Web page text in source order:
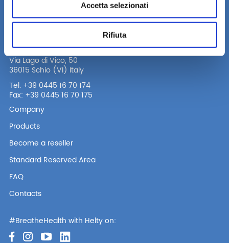
Accetta selezionati
Rifiuta
A company of the Alpac group
Via Lago di Vico, 50
36015 Schio (VI) Italy
Tel. +39 0445 16 70 174
Fax: +39 0445 16 70 175
Company
Products
Become a reseller
Standard Reserved Area
FAQ
Contacts
#BreatheHealth with Helty on: